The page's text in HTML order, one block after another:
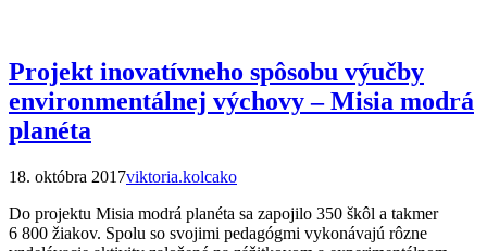
Projekt inovatívneho spôsobu výučby
environmentálnej výchovy – Misia modrá
planéta
18. októbra 2017viktoria.kolcako
Do projektu Misia modrá planéta sa zapojilo 350 škôl a takmer
6 800 žiakov. Spolu so svojimi pedagógmi vykonávajú rôzne